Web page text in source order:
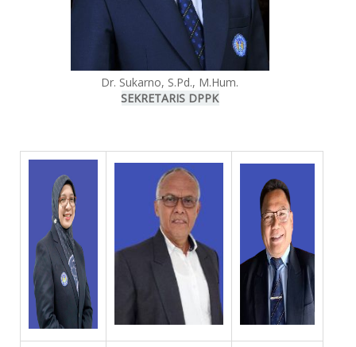
Dr. Sukarno, S.Pd., M.Hum.
SEKRETARIS DPPK